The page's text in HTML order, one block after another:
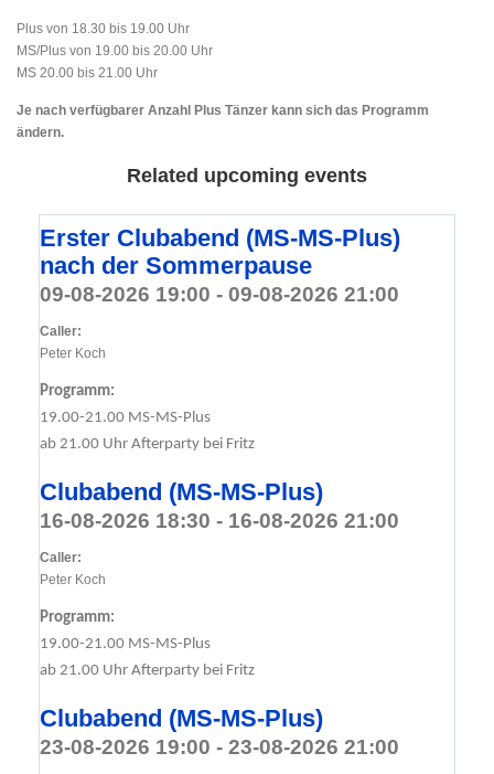
Plus von 18.30 bis 19.00 Uhr
MS/Plus von 19.00 bis 20.00 Uhr
MS 20.00 bis 21.00 Uhr
Je nach verfügbarer Anzahl Plus Tänzer kann sich das Programm
ändern.
Related upcoming events
Erster Clubabend (MS-MS-Plus)
nach der Sommerpause
09-08-2026 19:00 - 09-08-2026 21:00
Caller:
Peter Koch
Programm:
19.00-21.00 MS-MS-Plus
ab 21.00 Uhr Afterparty bei Fritz
Clubabend (MS-MS-Plus)
16-08-2026 18:30 - 16-08-2026 21:00
Caller:
Peter Koch
Programm:
19.00-21.00 MS-MS-Plus
ab 21.00 Uhr Afterparty bei Fritz
Clubabend (MS-MS-Plus)
23-08-2026 19:00 - 23-08-2026 21:00